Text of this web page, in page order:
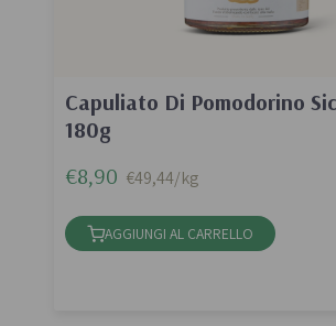
Capuliato Di Pomodorino
180g
€8,90 €49,44/kg
AGGIUNGI AL CARRELLO